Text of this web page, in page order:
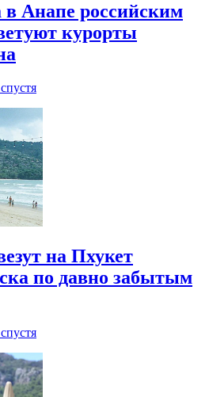
в Анапе российским
курорты
на Пхукет
по давно забытым